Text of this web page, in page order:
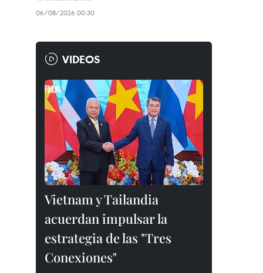
06/08/2026 00:30
VIDEOS
Vietnam y Tailandia
acuerdan impulsar la
estrategia de las "Tres
Conexiones"